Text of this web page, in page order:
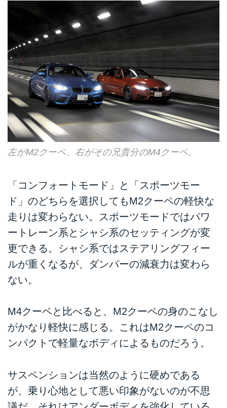
左がM2クーペ、右がその兄貴分のM4クーペ。
「コンフォートモード」と「スポーツモー
ド」のどちらを選択してもM2クーペの軽快な
走りは変わらない。スポーツモードではパワ
ートレーン系とシャシ系のセッティングが変
更できる。シャシ系ではステアリングフィー
ルが重くなるが、ダンパーの減衰力は変わら
ない。
M4クーペと比べると、M2クーペの身のこなし
がかなり軽快に感じる。これはM2クーペのコ
ンパクトで軽量なボディによるものだろう。
サスペンションは当然のように硬めである
が、乗り心地として悪い印象がないのが不思